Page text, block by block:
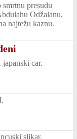
presudu
Odžalanu,
najtežu kaznu.
car.
slikar.